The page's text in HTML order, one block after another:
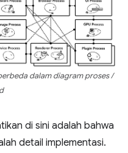
dalam diagram proses /
di sini adalah bahwa
detail implementasi.